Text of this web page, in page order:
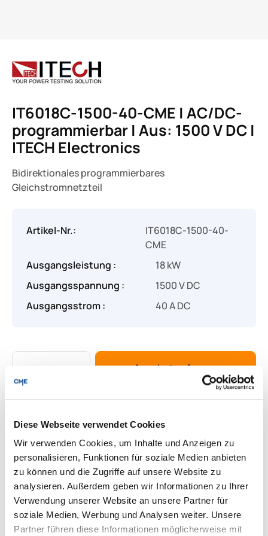
Diese Webseite verwendet Cookies
Wir verwenden Cookies, um Inhalte und Anzeigen zu
personalisieren, Funktionen für soziale Medien anbieten
zu können und die Zugriffe auf unsere Website zu
analysieren. Außerdem geben wir Informationen zu Ihrer
Verwendung unserer Website an unsere Partner für
soziale Medien, Werbung und Analysen weiter. Unsere
Partner führen diese Informationen möglicherweise mit
IT6018C-1500-40-CME | AC/DC-
programmierbar | Aus: 1500 V DC |
ITECH Electronics
Bidirektionales programmierbares
Gleichstromnetzteil
Per E-mail versenden
Artikel-Nr.:
IT6018C-1500-40-
CME
Ausgangsleistung :
18 kW
Ausgangsspannung :
1500 V DC
Ausgangsstrom :
40 A DC
Produkt Anzahl: Gib den gewünschten
Angebot anfragen
Downloads zum Produkt
Fragen zum Produkt